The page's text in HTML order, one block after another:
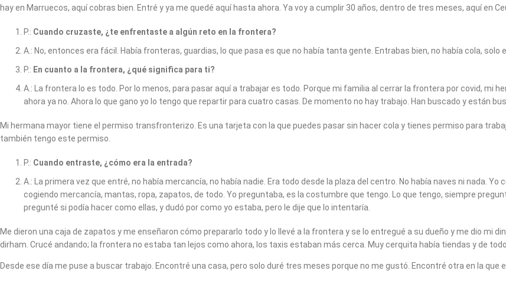
hay en Marruecos, aquí cobras bien. Entré y ya me quedé aquí hasta ahora. Ya voy a cumplir 30 años, dentro de tres meses, aquí en
P.: Cuando cruzaste, ¿te enfrentaste a algún reto en la frontera?
A.: No, entonces era fácil. Había fronteras, guardias, lo que pasa es que no había tanta gente. Entrabas bien, no había cola,
P.: En cuanto a la frontera, ¿qué significa para ti?
A.: La frontera lo es todo. Por lo menos, para pasar aquí a trabajar es todo. Porque mi familia al cerrar la frontera por covid, mi
ahora ya no. Ahora lo que gano yo lo tengo que repartir para cuatro casas. De momento no hay trabajo. Han buscado y están
Mi hermana mayor tiene el permiso transfronterizo. Es una tarjeta con la que puedes pasar sin hacer cola y tienes permiso para
también tengo este permiso.
P.: Cuando entraste, ¿cómo era la entrada?
A.: La primera vez que entré, no había mercancía, no había nadie. Era todo desde la plaza del centro. No había naves ni nada.
cogiendo mercancía, mantas, ropa, zapatos, de todo. Yo preguntaba, es la costumbre que tengo. Lo que tengo, siempre
pregunté si podía hacer como ellas, y dudó por como yo estaba, pero le dije que lo intentaría.
Me dieron una caja de zapatos y me enseñaron cómo prepararlo todo y lo llevé a la frontera y se lo entregué a su dueño y me dio mi
dirham. Crucé andando; la frontera no estaba tan lejos como ahora, los taxis estaban más cerca. Muy cerquita había tiendas y de
Desde ese día me puse a buscar trabajo. Encontré una casa, pero solo duré tres meses porque no me gustó. Encontré otra en la